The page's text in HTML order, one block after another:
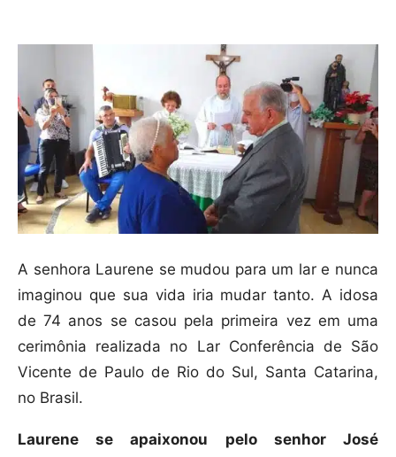
A senhora Laurene se mudou para um lar e nunca
imaginou que sua vida iria mudar tanto. A idosa
de 74 anos se casou pela primeira vez em uma
cerimônia realizada no Lar Conferência de São
Vicente de Paulo de Rio do Sul, Santa Catarina,
no Brasil.
Laurene se apaixonou pelo senhor José